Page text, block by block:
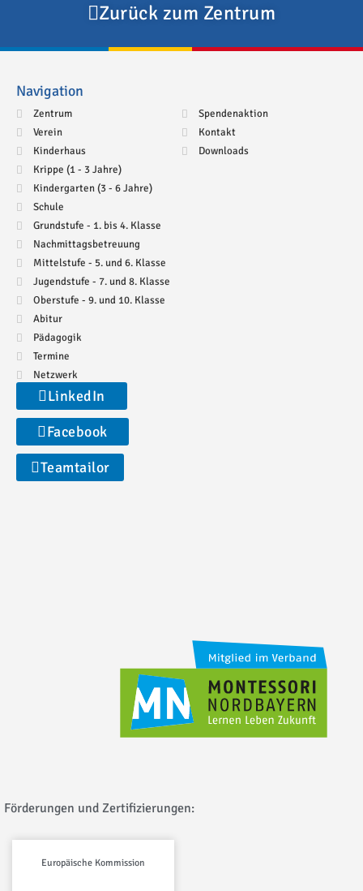
Zurück zum Zentrum
Navigation
Zentrum
Verein
Kinderhaus
Krippe (1 - 3 Jahre)
Kindergarten (3 - 6 Jahre)
Schule
Grundstufe - 1. bis 4. Klasse
Nachmittagsbetreuung
Mittelstufe - 5. und 6. Klasse
Jugendstufe - 7. und 8. Klasse
Oberstufe - 9. und 10. Klasse
Abitur
Pädagogik
Termine
Netzwerk
Spendenaktion
Kontakt
Downloads
LinkedIn
Facebook
Teamtailor
Förderungen und Zertifizierungen:
Europäische Kommission